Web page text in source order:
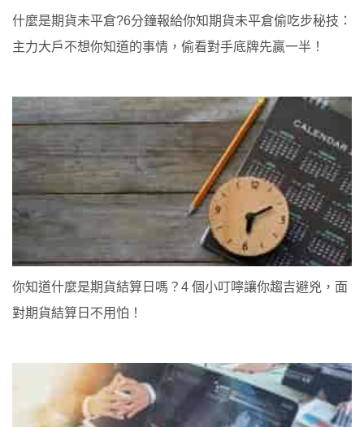
什麼是期貨未平倉?6分鐘報給你知期貨未平倉偷吃步秘技：
主力大戶不想你知道的事情，偷看對手底牌先贏一半！
你知道什麼是期貨結算日嗎？4 個小叮嚀讓你趨吉避兇，面
對期貨結算日不用怕！